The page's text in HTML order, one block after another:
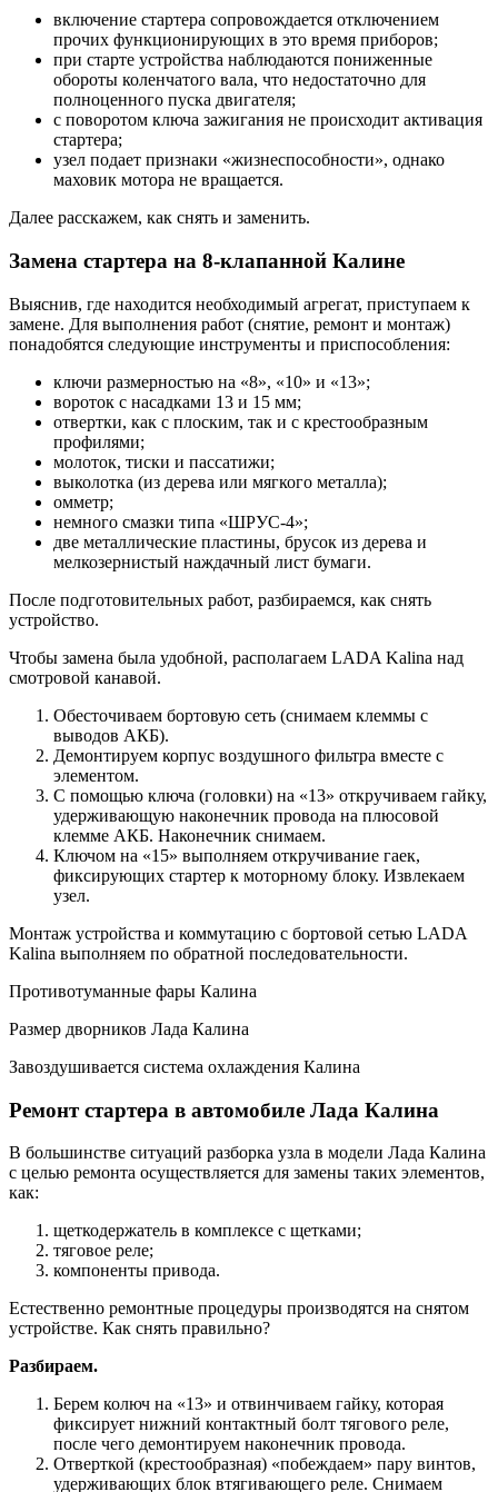
включение стартера сопровождается отключением
прочих функционирующих в это время приборов;
при старте устройства наблюдаются пониженные
обороты коленчатого вала, что недостаточно для
полноценного пуска двигателя;
с поворотом ключа зажигания не происходит активация
стартера;
узел подает признаки «жизнеспособности», однако
маховик мотора не вращается.
Далее расскажем, как снять и заменить.
Замена стартера на 8-клапанной Калине
Выяснив, где находится необходимый агрегат, приступаем к
замене. Для выполнения работ (снятие, ремонт и монтаж)
понадобятся следующие инструменты и приспособления:
ключи размерностью на «8», «10» и «13»;
вороток с насадками 13 и 15 мм;
отвертки, как с плоским, так и с крестообразным
профилями;
молоток, тиски и пассатижи;
выколотка (из дерева или мягкого металла);
омметр;
немного смазки типа «ШРУС-4»;
две металлические пластины, брусок из дерева и
мелкозернистый наждачный лист бумаги.
После подготовительных работ, разбираемся, как снять
устройство.
Чтобы замена была удобной, располагаем LADA Kalina над
смотровой канавой.
Обесточиваем бортовую сеть (снимаем клеммы с
выводов АКБ).
Демонтируем корпус воздушного фильтра вместе с
элементом.
С помощью ключа (головки) на «13» откручиваем гайку,
удерживающую наконечник провода на плюсовой
клемме АКБ. Наконечник снимаем.
Ключом на «15» выполняем откручивание гаек,
фиксирующих стартер к моторному блоку. Извлекаем
узел.
Монтаж устройства и коммутацию с бортовой сетью LADA
Kalina выполняем по обратной последовательности.
Противотуманные фары Калина
Размер дворников Лада Калина
Завоздушивается система охлаждения Калина
Ремонт стартера в автомобиле Лада Калина
В большинстве ситуаций разборка узла в модели Лада Калина
с целью ремонта осуществляется для замены таких элементов,
как:
щеткодержатель в комплексе с щетками;
тяговое реле;
компоненты привода.
Естественно ремонтные процедуры производятся на снятом
устройстве. Как снять правильно?
Разбираем.
Берем колюч на «13» и отвинчиваем гайку, которая
фиксирует нижний контактный болт тягового реле,
после чего демонтируем наконечник провода.
Отверткой (крестообразная) «побеждаем» пару винтов,
удерживающих блок втягивающего реле. Снимаем